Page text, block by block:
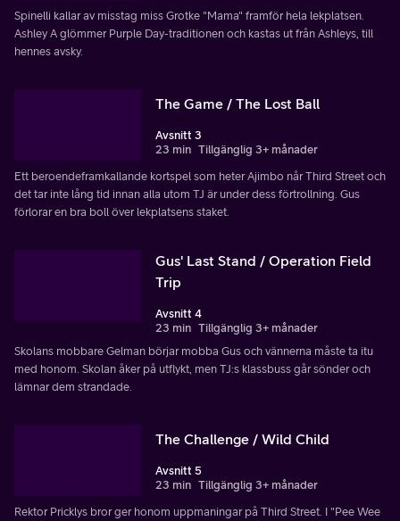
Spinelli kallar av misstag miss Grotke "Mama" framför hela lekplatsen.
Ashley A glömmer Purple Day-traditionen och kastas ut från Ashleys, till
hennes avsky.
The Game / The Lost Ball
Avsnitt 3
23 min Tillgänglig 3+ månader
Ett beroendeframkallande kortspel som heter Ajimbo når Third Street och
det tar inte lång tid innan alla utom TJ är under dess förtrollning. Gus
förlorar en bra boll över lekplatsens staket.
Gus' Last Stand / Operation Field
Trip
Avsnitt 4
23 min Tillgänglig 3+ månader
Skolans mobbare Gelman börjar mobba Gus och vännerna måste ta itu
med honom. Skolan åker på utflykt, men TJ:s klassbuss går sönder och
lämnar dem strandade.
The Challenge / Wild Child
Avsnitt 5
23 min Tillgänglig 3+ månader
Rektor Pricklys bror ger honom uppmaningar på Third Street. I "Pee Wee